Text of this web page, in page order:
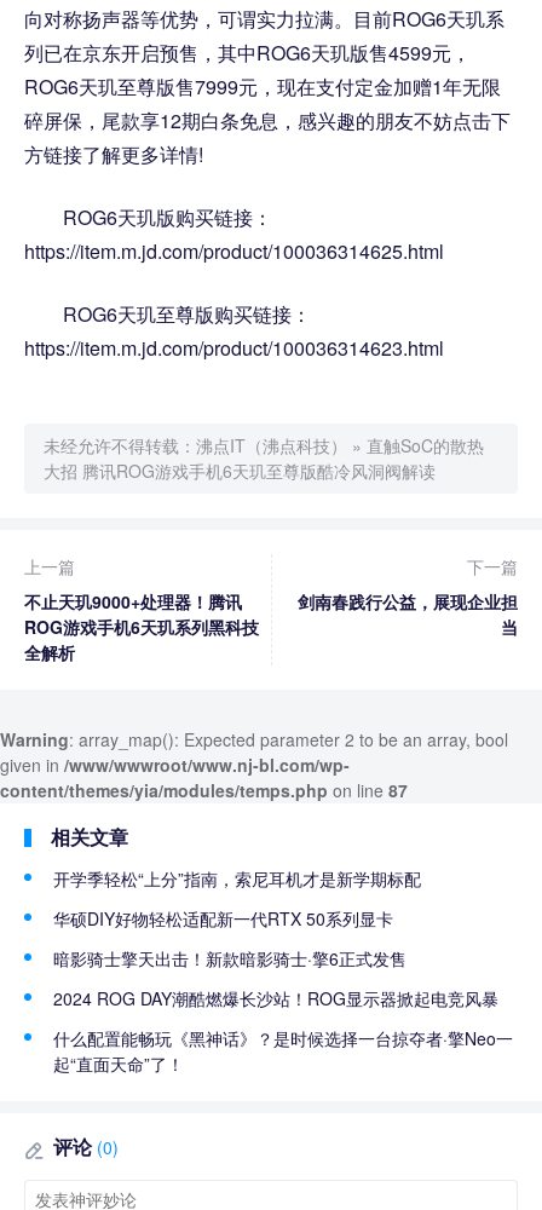
向对称扬声器等优势，可谓实力拉满。目前ROG6天玑系
列已在京东开启预售，其中ROG6天玑版售4599元，
ROG6天玑至尊版售7999元，现在支付定金加赠1年无限
碎屏保，尾款享12期白条免息，感兴趣的朋友不妨点击下
方链接了解更多详情!
ROG6天玑版购买链接：
https://item.m.jd.com/product/100036314625.html
ROG6天玑至尊版购买链接：
https://item.m.jd.com/product/100036314623.html
未经允许不得转载： 沸点IT（沸点科技） » 直触SoC的散热
大招 腾讯ROG游戏手机6天玑至尊版酷冷风洞阀解读
上一篇
不止天玑9000+处理器！腾讯
ROG游戏手机6天玑系列黑科技
全解析
下一篇
剑南春践行公益，展现企业担
当
Warning: array_map(): Expected parameter 2 to be an array, bool
given in /www/wwwroot/www.nj-bl.com/wp-
content/themes/yia/modules/temps.php on line 87
相关文章
开学季轻松“上分”指南，索尼耳机才是新学期标配
华硕DIY好物轻松适配新一代RTX 50系列显卡
暗影骑士擎天出击！新款暗影骑士·擎6正式发售
2024 ROG DAY潮酷燃爆长沙站！ROG显示器掀起电竞风暴
什么配置能畅玩《黑神话》？是时候选择一台掠夺者·擎Neo一
起“直面天命”了！
评论 (0)